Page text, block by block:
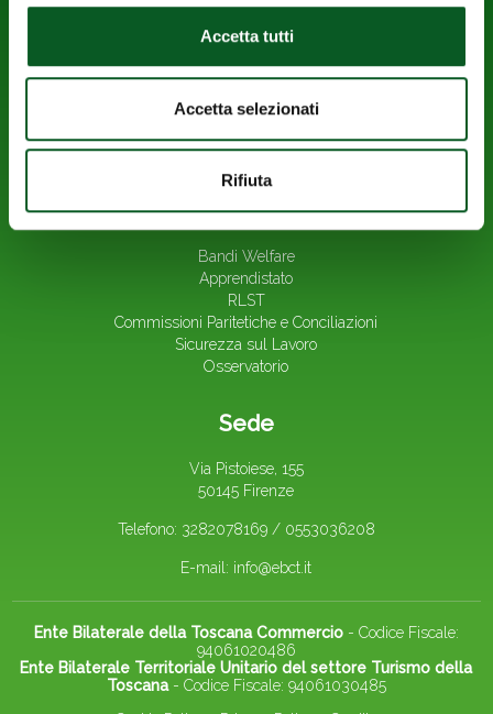
Accetta tutti
Accetta selezionati
Rifiuta
Enti Bilaterali Commercio e Turismo della Toscana
Servizi
Bandi Welfare
Apprendistato
RLST
Commissioni Paritetiche e Conciliazioni
Sicurezza sul Lavoro
Osservatorio
Sede
Via Pistoiese, 155
50145 Firenze
Telefono: 3282078169 / 0553036208
E-mail: info@ebct.it
Ente Bilaterale della Toscana Commercio- Codice Fiscale:
94061020486
Ente Bilaterale Territoriale Unitario del settore Turismo della
Toscana- Codice Fiscale: 94061030485